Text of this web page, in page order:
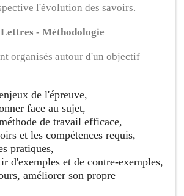
l'évolution des savoirs.
- Méthodologie
organisés autour d'un objectif
de l'épreuve,
face au sujet,
de travail efficace,
et les compétences requis,
pratiques,
d'exemples et de contre-exemples,
améliorer son propre